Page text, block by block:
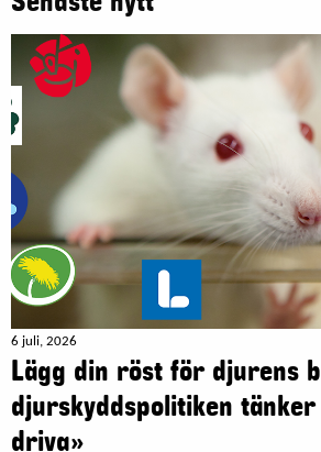
6 juli, 2026
Lägg din röst för djurens
djurskyddspolitiken
driva»